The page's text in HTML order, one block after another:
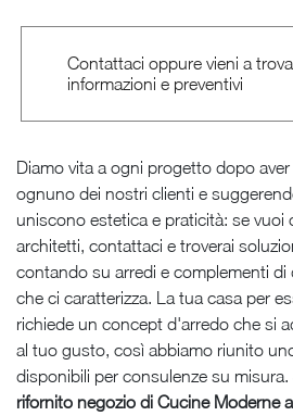
Contattaci oppure vieni a
informazioni e preventivi
Diamo vita a ogni progetto dopo
ognuno dei nostri clienti e
uniscono estetica e praticità: se vuoi
architetti, contattaci e troverai
contando su arredi e complementi di
che ci caratterizza. La tua casa per
richiede un concept d'arredo che si
al tuo gusto, così abbiamo riunito
disponibili per consulenze su
rifornito negozio di Cucine Moderne